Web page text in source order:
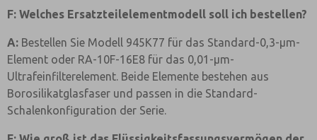
F: Welches Ersatzteilelementmodell soll ich bestellen?
A: Bestellen Sie Modell 945K77 für das Standard-0,3-µm-
Element oder RA-10F-16E8 für das 0,01-µm-
Ultrafeinfilterelement. Beide Elemente bestehen aus
Borosilikatglasfaser und passen in die Standard-
Schalenkonfiguration der Serie.